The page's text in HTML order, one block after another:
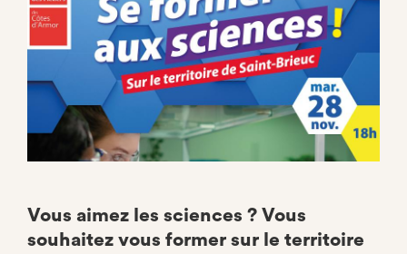
Vous aimez les sciences ? Vous
souhaitez vous former sur le territoire